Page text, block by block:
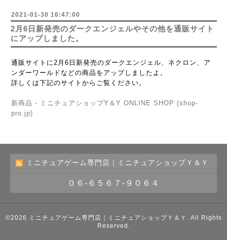
2021-01-30 16:47:00
2月6日新発売のダークエンジェルやその他を通販サイト
にアップしました。
通販サイトに2月6日新発売のダークエンジェル、ネクロン、ア
ンダーワールドなどの商品をアップしましたよ。
詳しくは下記のサイトからご覧ください。
新商品 - ミニチュアショップY＆Y ONLINE SHOP (shop-
pro.jp)
ミニチュアゲーム専門店｜ミニチュアショップＹ＆Ｙ
０６-６５６７-９０６４
©2026 ミニチュアゲーム専門店｜ミニチュアショップＹ＆Ｙ . All Rights
Reserved.